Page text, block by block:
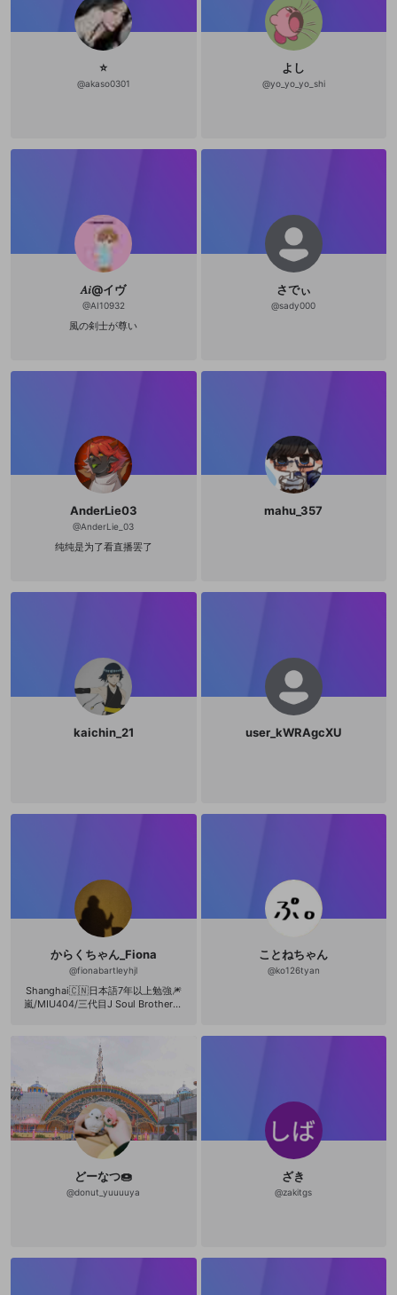
⭐️
@akaso0301
よし
@yo_yo_yo_shi
𝐴𝑖@イヴ
@AI10932
風の剣士が尊い
さでぃ
@sady000
AnderLie03
@AnderLie_03
纯纯是为了看直播罢了
mahu_357
kaichin_21 user_kWRAgcXU
からくちゃん_Fiona
@fionabartleyhjl
Shanghai🇨🇳日本語7年以上勉強🎆
嵐/MIU404/三代目J Soul Brothers-
ことねちゃん
@ko126tyan
どーなつ🍩
@donut_yuuuuya
ざき
@zakitgs